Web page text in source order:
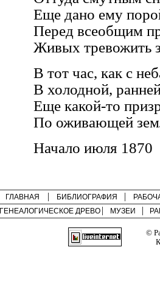
Еще дано ему
Перед всеобщим
Живых тревожить
В тот час, как с
В холодной,
Еще какой-то
По оживающей
Начало июля 1870
ГЛАВНАЯ БИБЛИОГРАФИЯ
ГЕНЕАЛОГИЧЕСКОЕ ДРЕВО
МУЗЕИ
©